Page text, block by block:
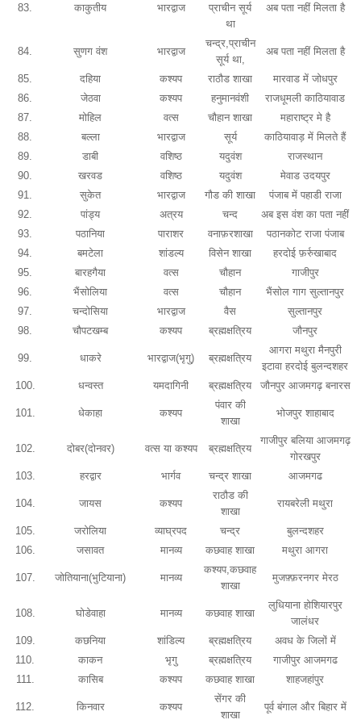
83. काकुतीय भारद्वाज
प्राचीन सूर्य
था
अब पता नहीं मिलता है
84. सुणग वंश भारद्वाज
चन्द्र,प्राचीन
सूर्य था,
अब पता नहीं मिलता है
85. दहिया कश्यप राठौड शाखा
मारवाड में जोधपुर
86.
जेठवा कश्यप हनुमानवंशी
राजधूमली काठियावाड
87.
मोहिल वत्स चौहान शाखा
महाराष्ट्र मे है
88.
बल्ला भारद्वाज सूर्य
काठियावाड़ में मिलते हैं
89.
डाबी वशिष्ठ यदुवंश
राजस्थान
90.
खरवड वशिष्ठ यदुवंश
मेवाड उदयपुर
91.
सुकेत भारद्वाज गौड की शाखा
पंजाब में पहाडी राजा
92.
पांड्य अत्रय चन्द
अब इस वंश का पता नहीं
93.
पठानिया पाराशर वनाफ़रशाखा
पठानकोट राजा पंजाब
94.
बमटेला शांडल्य विसेन शाखा
हरदोई फ़र्रुखाबाद
95.
बारहगैया वत्स चौहान
गाजीपुर
96.
भैंसोलिया वत्स चौहान
भैंसोल गाग सुल्तानपुर
97.
चन्दोसिया भारद्वाज वैस
सुल्तानपुर
98.
चौपटखम्ब कश्यप ब्रह्मक्षत्रिय जौनपुर
99. धाकरे भारद्वाज(भृगु) ब्रह्मक्षत्रिय
आगरा मथुरा मैनपुरी
इटावा हरदोई बुलन्दशहर
100.
धन्वस्त यमदागिनी ब्रह्मक्षत्रिय जौनपुर आजमगढ़ बनारस
101. धेकाहा कश्यप
पंवार की
शाखा
भोजपुर शाहाबाद
102. दोबर(दोनवर) वत्स या कश्यप ब्रह्मक्षत्रिय
गाजीपुर बलिया आजमगढ़
गोरखपुर
103.
हरद्वार भार्गव चन्द्र शाखा आजमगढ
104. जायस कश्यप
राठौड की
शाखा
रायबरेली मथुरा
105. जरोलिया व्याघ्रपद चन्द्र
बुलन्दशहर
106.
जसावत मानव्य कछवाह शाखा मथुरा आगरा
107. जोतियाना(भुटियाना) मानव्य
कश्यप,कछवाह
शाखा
मुजफ़्फ़रनगर मेरठ
108. घोडेवाहा मानव्य कछवाह शाखा
लुधियाना होशियारपुर
जालंधर
109.
कछनिया शांडिल्य ब्रह्मक्षत्रिय
अवध के जिलों में
110.
काकन भृगु ब्रह्मक्षत्रिय
गाजीपुर आजमगढ
111.
कासिब कश्यप कछवाह शाखा शाहजहांपुर
112. किनवार कश्यप
सेंगर की
शाखा
पूर्व बंगाल और बिहार में